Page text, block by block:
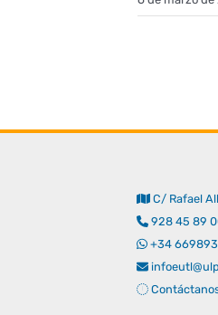
C/ Rafael
928 45 89
+34